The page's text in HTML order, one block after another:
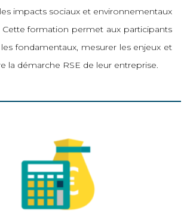
impacts sociaux et environnementaux
Cette formation permet aux participants
fondamentaux, mesurer les enjeux et
la démarche RSE de leur entreprise.